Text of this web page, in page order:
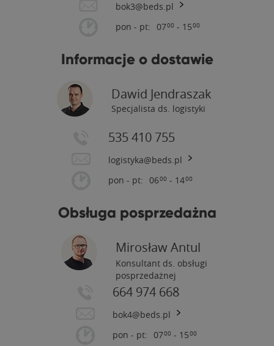
bok3@beds.pl
pon - pt: 0700 - 1500
Informacje o dostawie
Dawid Jendraszak
Specjalista ds. logistyki
535 410 755
logistyka@beds.pl
pon - pt: 0600 - 1400
Obsługa posprzedażna
Mirosław Antul
Konsultant ds. obsługi
posprzedażnej
664 974 668
bok4@beds.pl
pon - pt: 0700 - 1500